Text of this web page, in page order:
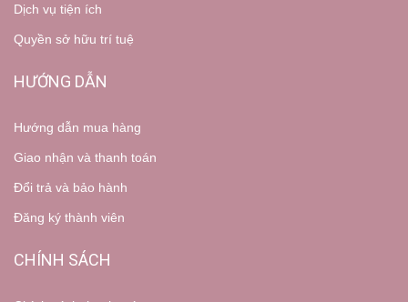
Dịch vụ tiện ích
Quyền sở hữu trí tuệ
HƯỚNG DẪN
Hướng dẫn mua hàng
Giao nhận và thanh toán
Đổi trả và bảo hành
Đăng ký thành viên
CHÍNH SÁCH